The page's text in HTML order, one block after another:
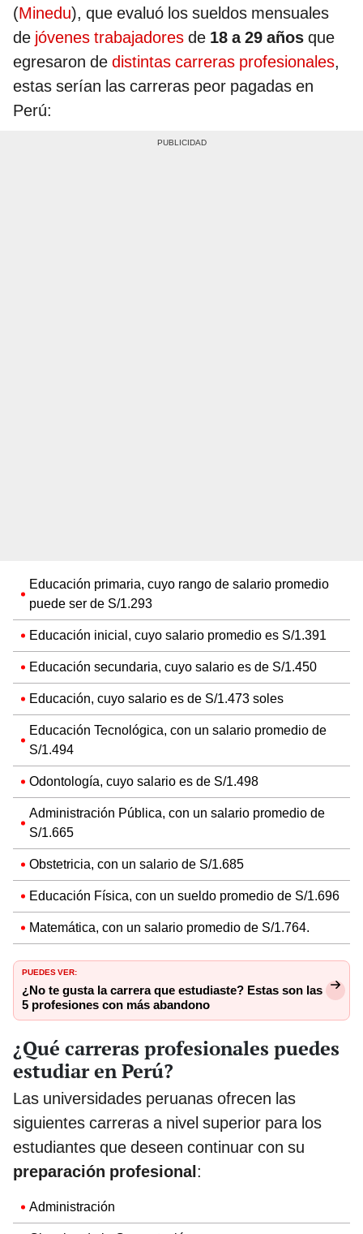
(Minedu), que evaluó los sueldos mensuales
de jóvenes trabajadores de 18 a 29 años que
egresaron de distintas carreras profesionales,
estas serían las carreras peor pagadas en
Perú:
Educación primaria, cuyo rango de salario promedio
puede ser de S/1.293
Educación inicial, cuyo salario promedio es S/1.391
Educación secundaria, cuyo salario es de S/1.450
Educación, cuyo salario es de S/1.473 soles
Educación Tecnológica, con un salario promedio de
S/1.494
Odontología, cuyo salario es de S/1.498
Administración Pública, con un salario promedio de
S/1.665
Obstetricia, con un salario de S/1.685
Educación Física, con un sueldo promedio de S/1.696
Matemática, con un salario promedio de S/1.764.
PUEDES VER:
¿No te gusta la carrera que estudiaste? Estas son las
5 profesiones con más abandono
¿Qué carreras profesionales puedes
estudiar en Perú?
Las universidades peruanas ofrecen las
siguientes carreras a nivel superior para los
estudiantes que deseen continuar con su
preparación profesional:
Administración